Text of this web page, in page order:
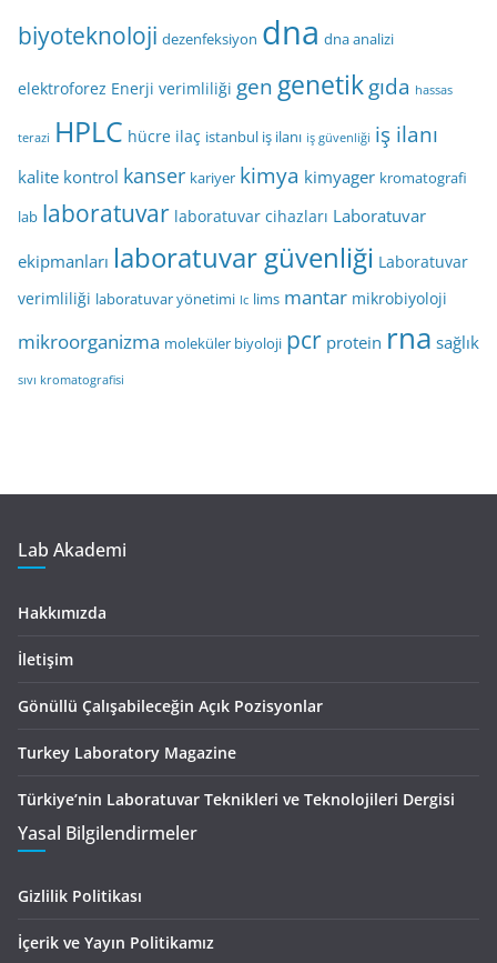
biyoteknoloji dezenfeksiyon dna dna analizi
elektroforez Enerji verimliliği gen genetikgıda hassas
terazi HPLC hücre ilaç istanbul iş ilanı iş güvenliği iş ilanı
kalite kontrol kanser kariyer kimya kimyager kromatografi
lab laboratuvar laboratuvar cihazları Laboratuvar
ekipmanları laboratuvar güvenliği Laboratuvar
verimliliği laboratuvar yönetimi lc lims mantar mikrobiyoloji
mikroorganizma moleküler biyoloji pcr protein rna sağlık
sıvı kromatografisi
Lab Akademi
Hakkımızda
İletişim
Gönüllü Çalışabileceğin Açık Pozisyonlar
Turkey Laboratory Magazine
Türkiye’nin Laboratuvar Teknikleri ve Teknolojileri Dergisi
Yasal Bilgilendirmeler
Gizlilik Politikası
İçerik ve Yayın Politikamız